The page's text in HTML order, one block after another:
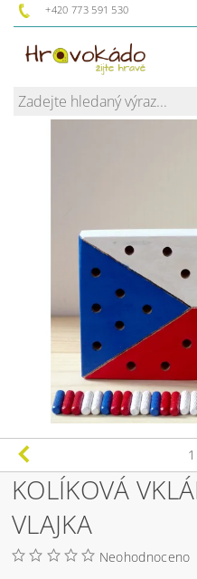
+420 773 591 530
1
KOLÍKOVÁ
VLAJKA
Neohodnoceno